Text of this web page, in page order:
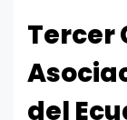
Tercer
del